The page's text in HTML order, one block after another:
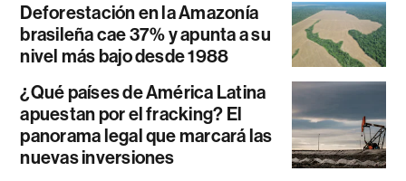
Deforestación en la Amazonía
brasileña cae 37% y apunta a su
nivel más bajo desde 1988
¿Qué países de América Latina
apuestan por el fracking? El
panorama legal que marcará las
nuevas inversiones